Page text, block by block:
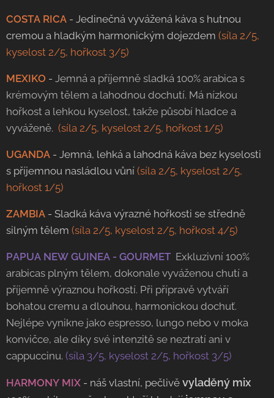
COSTA RICA - Jedinečná vyvážená káva s hutnou
cremou a hladkým harmonickým dojezdem (síla 2/5,
kyselost 2/5, hořkost 3/5)
MEXIKO - Jemná a příjemně sladká 100% arabica s
krémovým tělem a lahodnou dochutí. Má nízkou
hořkost a lehkou kyselost, takže působí hladce a
vyváženě. (síla 2/5, kyselost 2/5, hořkost 1/5)
UGANDA - Jemná, lehká a lahodná káva bez kyselosti
s příjemnou nasládlou vůní (síla 2/5, kyselost 2/5,
hořkost 1/5)
ZAMBIA - Sladká káva výrazné hořkosti se středně
silným tělem (síla 2/5, kyselost 2/5, hořkost 4/5)
PAPUA NEW GUINEA - GOURMET Exkluzivní 100%
arabicas plným tělem, dokonale vyváženou chutí a
příjemně výraznou hořkostí. Při přípravě vytváří
bohatou cremu a dlouhou, harmonickou dochuť.
Nejlépe vynikne jako espresso, lungo nebo v moka
konvičce, ale díky své intenzitě se neztratí ani v
cappuccinu. (síla 3/5, kyselost 2/5, hořkost 3/5)
HARMONY MIX - náš vlastní, pečlivě vyladěný mix